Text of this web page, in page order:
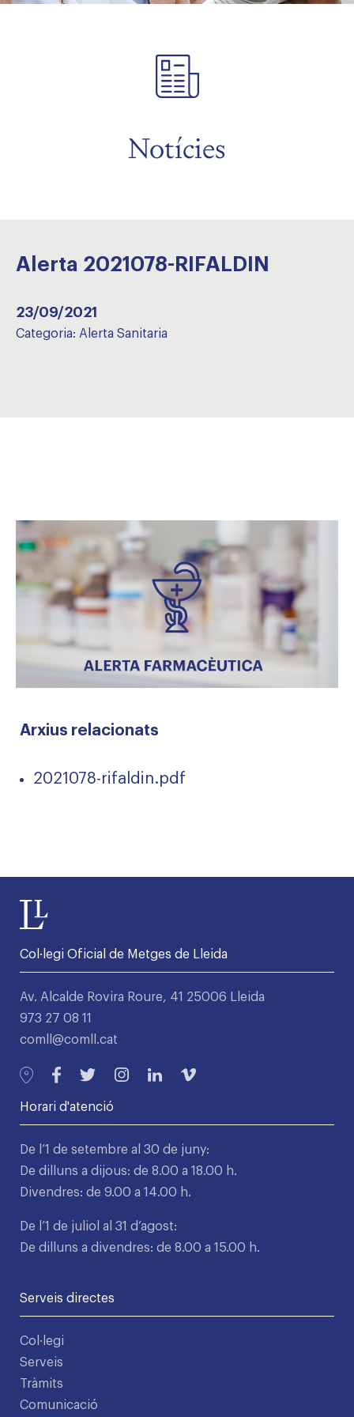
Notícies
Alerta 2021078-RIFALDIN
23/09/2021
Categoria: Alerta Sanitaria
Arxius relacionats
2021078-rifaldin.pdf
Col·legi Oficial de Metges de Lleida
Av. Alcalde Rovira Roure, 41 25006 Lleida
973 27 08 11
comll@comll.cat
Horari d'atenció
De l’1 de setembre al 30 de juny:
De dilluns a dijous: de 8.00 a 18.00 h.
Divendres: de 9.00 a 14.00 h.
De l’1 de juliol al 31 d’agost:
De dilluns a divendres: de 8.00 a 15.00 h.
Serveis directes
Col·legi
Serveis
Tràmits
Comunicació